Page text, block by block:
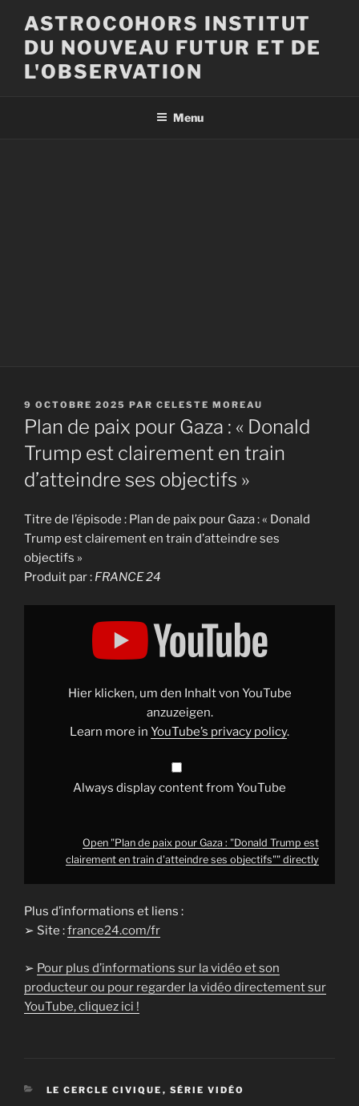
contenu
principal
ASTROCOHORS INSTITUT
DU NOUVEAU FUTUR ET DE
L'OBSERVATION
Menu
PUBLIÉ
LE
9 OCTOBRE 2025 PAR CELESTE MOREAU
Plan de paix pour Gaza : « Donald
Trump est clairement en train
d’atteindre ses objectifs »
Titre de l’épisode : Plan de paix pour Gaza : « Donald
Trump est clairement en train d’atteindre ses
objectifs »
Produit par : FRANCE 24
Display
Hier klicken, um den Inhalt von YouTube
anzuzeigen.
Learn more in YouTube’s privacy policy.
Always display content from YouTube
Open "Plan de paix pour Gaza : "Donald Trump est
clairement en train d'atteindre ses objectifs"" directly
Plus d’informations et liens :
➢ Site :france24.com/fr
➢ Pour plus d’informations sur la vidéo et son
producteur ou pour regarder la vidéo directement sur
YouTube, cliquez ici !
CATÉGORIES
LE CERCLE CIVIQUE , SÉRIE VIDÉO